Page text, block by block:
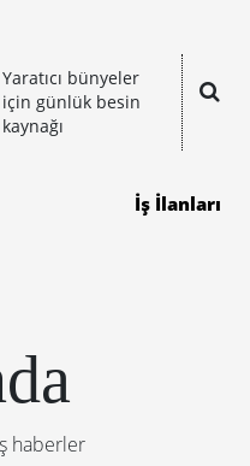
Yaratıcı bünyeler
için günlük besin
kaynağı
İş İlanları
haberler